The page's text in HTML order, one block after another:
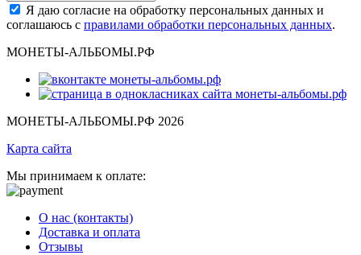
Я даю согласие на обработку персональных данных и
соглашаюсь с правилами обработки персональных данных.
МОНЕТЫ-АЛЬБОМЫ.РФ
МОНЕТЫ-АЛЬБОМЫ.РФ 2026
Карта сайта
Мы принимаем к оплате:
О нас (контакты)
Доставка и оплата
Отзывы